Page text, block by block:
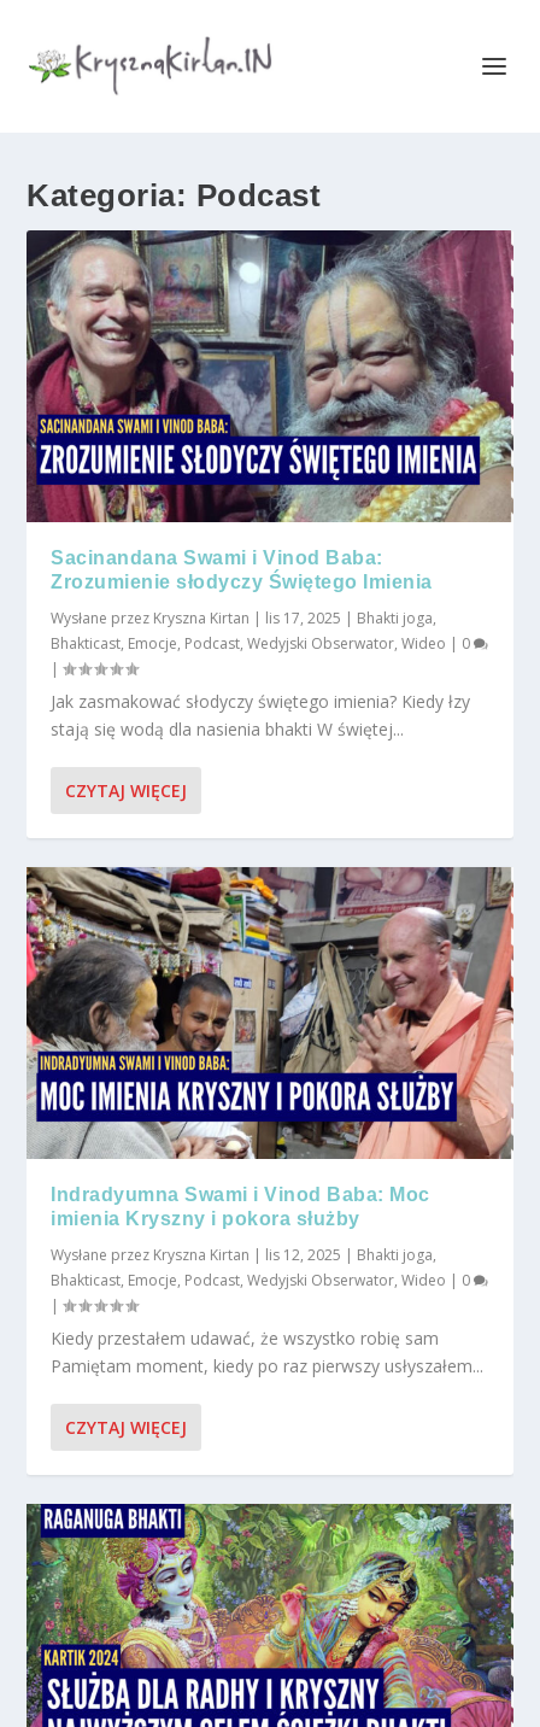
Kategoria: Podcast
Sacinandana Swami i Vinod Baba:
Zrozumienie słodyczy Świętego Imienia
Wysłane przez Kryszna Kirtan | lis 17, 2025 | Bhakti joga,
Bhakticast, Emocje, Podcast,Wedyjski Obserwator,Wideo | 0
|
Jak zasmakować słodyczy świętego imienia? Kiedy łzy
stają się wodą dla nasienia bhakti W świętej...
CZYTAJ WIĘCEJ
Indradyumna Swami i Vinod Baba: Moc
imienia Kryszny i pokora służby
Wysłane przez Kryszna Kirtan | lis 12, 2025 | Bhakti joga,
Bhakticast, Emocje, Podcast,Wedyjski Obserwator,Wideo | 0
|
Kiedy przestałem udawać, że wszystko robię sam
Pamiętam moment, kiedy po raz pierwszy usłyszałem...
CZYTAJ WIĘCEJ